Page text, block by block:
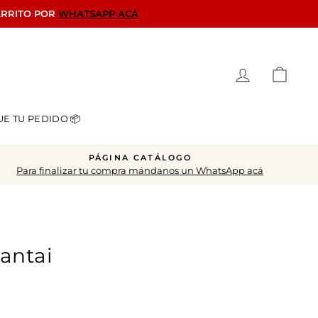
POR WHATSAPP ACÁ
Ingresar
TU PEDIDO 📦
PÁGINA CATÁLOGO
Para finalizar tu compra mándanos un WhatsApp acá